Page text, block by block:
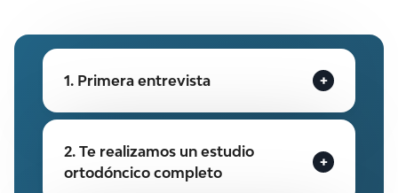
1. Primera entrevista
2. Te realizamos un estudio
ortodóncico completo